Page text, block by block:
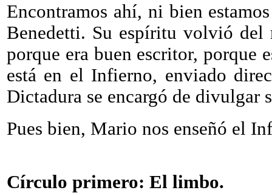
Encontramos ahí, ni bien
Benedetti. Su espíritu volvió
porque era buen escritor, porque
está en el Infierno, enviado
Dictadura se encargó de divulgar
Pues bien, Mario nos enseñó el
Círculo primero: El limbo.